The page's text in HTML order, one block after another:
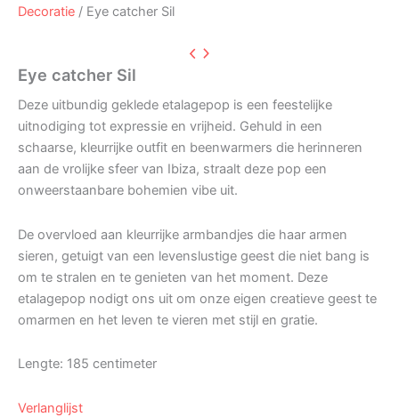
Decoratie / Eye catcher Sil
Eye catcher Sil
Deze uitbundig geklede etalagepop is een feestelijke
uitnodiging tot expressie en vrijheid. Gehuld in een
schaarse, kleurrijke outfit en beenwarmers die herinneren
aan de vrolijke sfeer van Ibiza, straalt deze pop een
onweerstaanbare bohemien vibe uit.
De overvloed aan kleurrijke armbandjes die haar armen
sieren, getuigt van een levenslustige geest die niet bang is
om te stralen en te genieten van het moment. Deze
etalagepop nodigt ons uit om onze eigen creatieve geest te
omarmen en het leven te vieren met stijl en gratie.
Lengte: 185 centimeter
Verlanglijst